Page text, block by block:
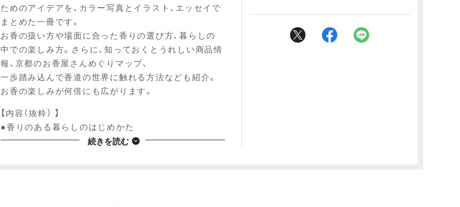
ためのアイデアを、カラー写真とイラスト、エッセイで
まとめた一冊です。
お香の扱い方や場面に合った香りの選び方、暮らしの
中での楽しみ方。さらに、知っておくとうれしい商品情
報、京都のお香屋さんめぐりマップ、
一歩踏み込んで香道の世界に触れる方法なども紹介。
お香の楽しみが何倍にも広がります。
【内容（抜粋） 】
●香りのある暮らしのはじめかた
・代表的な3つの香りをマスター
続きを読む